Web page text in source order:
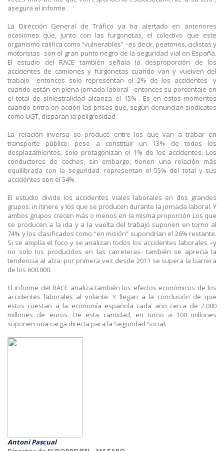
asegura el informe.
La Dirección General de Tráfico ya ha alertado en anteriores
ocasiones que, junto con las furgonetas, el colectivo que este
organismo califica como “vulnerables” –es decir, peatones, ciclistas y
motoristas- son el gran punto negro de la seguridad vial en España.
El estudio del RACE también señala la desproporción de los
accidentes de camiones y furgonetas cuando van y vuelven del
trabajo –entonces solo representan el 2% de los accidentes- y
cuando están en plena jornada laboral –entonces su porcentaje en
el total de siniestralidad alcanza el 15%-. Es en estos momentos
cuando entra en acción las prisas que, según denuncian sindicatos
como UGT, disparan la peligrosidad.
La relación inversa se produce entre los que van a trabar en
transporte público: pese a constituir un 13% de todos los
desplazamientos, solo protagonizan el 1% de los accidentes. Los
conductores de coches, sin embargo, tienen una relación más
equilibrada con la seguridad: representan el 55% del total y sus
accidentes son el 54%.
El estudio divide los accidentes viales laborales en dos grandes
grupos: in itinere y los que se producen durante la jornada laboral. Y
ambos grupos crecen más o menos en la misma proporción Los que
se producen a la ida y a la vuelta del trabajo suponen en torno al
74% y los clasificados como “en misión” supondrían el 26% restante.
Si se amplía el foco y se analizan todos los accidentes laborales –y
no solo los producidos en las carreteras- también se aprecia la
tendencia al alza: por primera vez desde 2011 se supera la barrera
de los 600.000.
El informe del RACE analiza también los efectos económicos de los
accidentes laborales al volante. Y llegan a la conclusión de que
estos cuestan a la economía española cada año cerca de 2.000
millones de euros. De esta cantidad, en torno a 100 millones
suponen una carga directa para la Seguridad Social.
Antoni Pascual